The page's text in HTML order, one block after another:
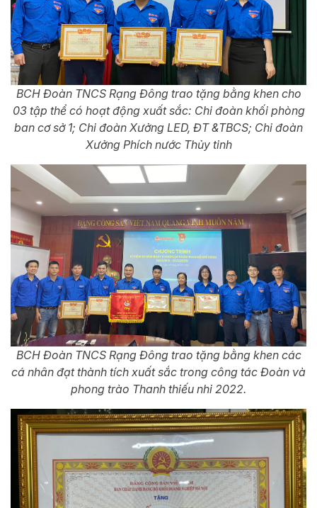
BCH Đoàn TNCS Rạng Đông trao tặng bằng khen cho
03 tập thể có hoạt động xuất sắc: Chi đoàn khối phòng
ban cơ sở 1; Chi đoàn Xưởng LED, ĐT &TBCS; Chi đoàn
Xưởng Phích nước Thủy tinh
BCH Đoàn TNCS Rạng Đông trao tặng bằng khen các
cá nhân đạt thành tích xuất sắc trong công tác Đoàn và
phong trào Thanh thiếu nhi 2022.